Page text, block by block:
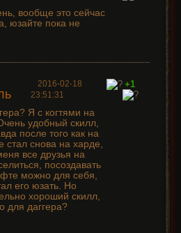
вообще это сейчас
юзайте пока не
2016-02-18
23:51:31
Я с когтями на
удобный скилл,
после того как на
снова на харде,
все друзья на
посоздавать
можно для себя,
его юзать. Но
хороший скилл,
для даггера?
+1